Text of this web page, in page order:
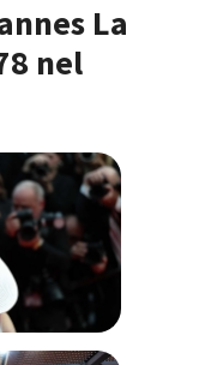
La
nel